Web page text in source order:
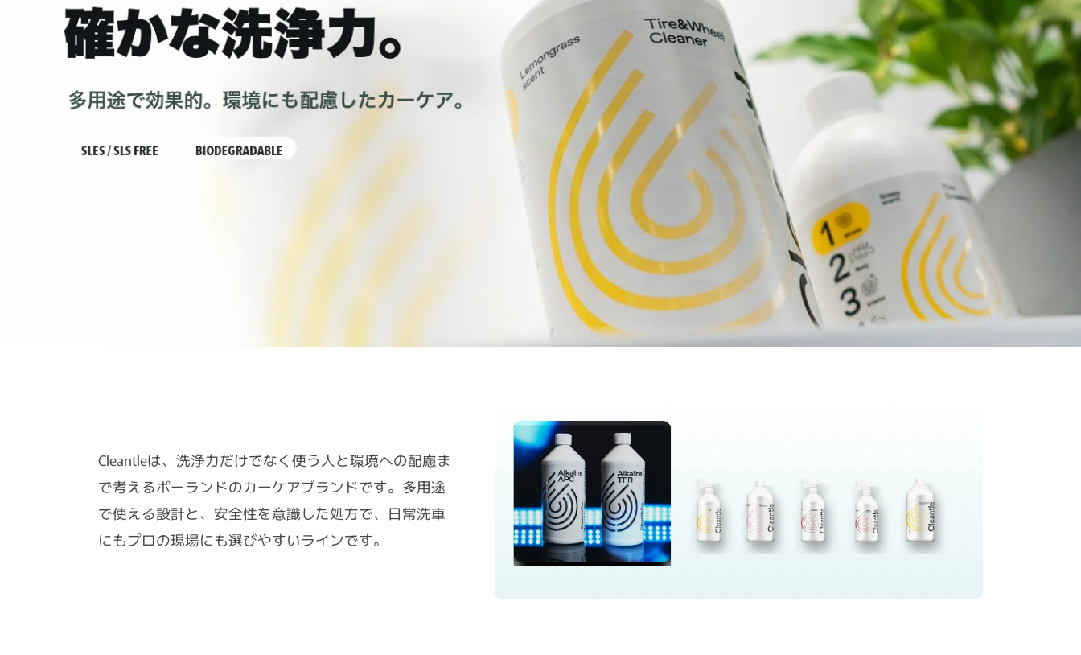
Cleantleは、洗浄力だけでなく使う人と環境への配慮ま
で考えるポーランドのカーケアブランドです。多用途
で使える設計と、安全性を意識した処方で、日常洗車
にもプロの現場にも選びやすいラインです。